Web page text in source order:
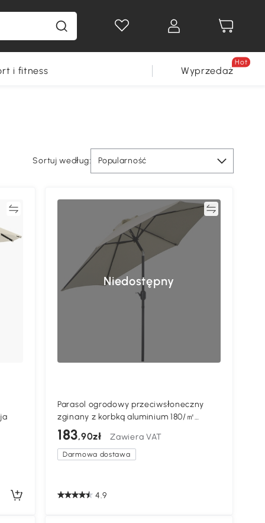
i fitness Wyprzedaż
Hot
Sortuj według: Popularność
Niedostępny
Porównywać
Parasol ogrodowy przeciwsłoneczny
zginany z korbką aluminium 180/㎡
poliester kremowo-biały Outsunny
183,90zł Zawiera VAT
Darmowa dostawa
4.9